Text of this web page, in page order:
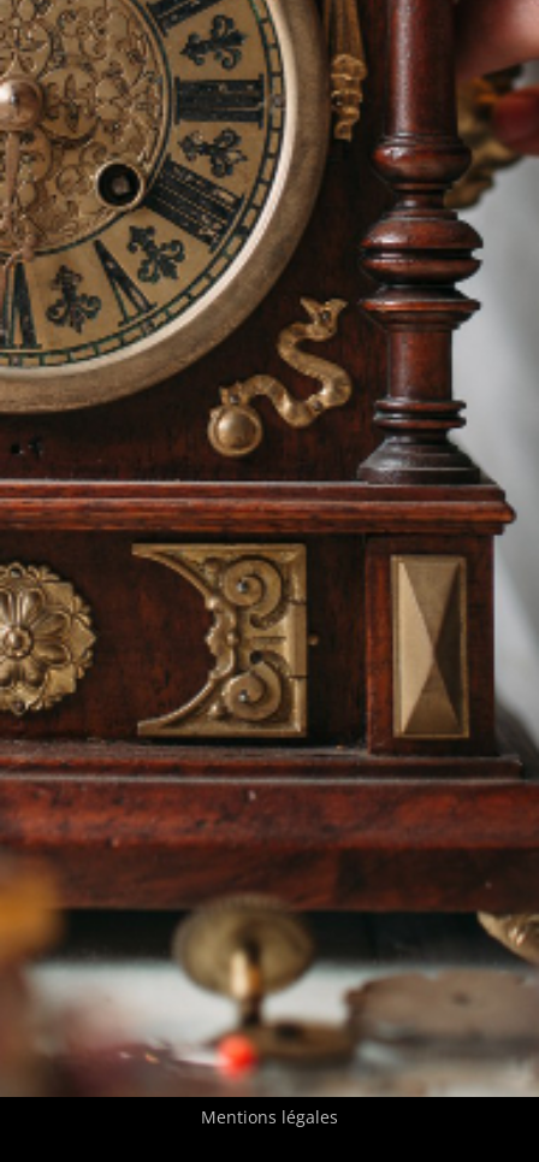
ENVOYER
contact.lepetithorloger.fr@gmail.com
Tel:06.82.34.64.72
Tel:06.20.49.59.11
Mentions légales